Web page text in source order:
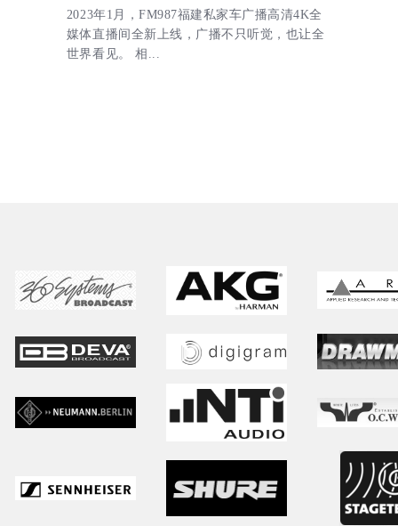
2023年1月，FM987福建私家车广播高清4K全
媒体直播间全新上线，广播不只听觉，也让全
世界看见。 相...